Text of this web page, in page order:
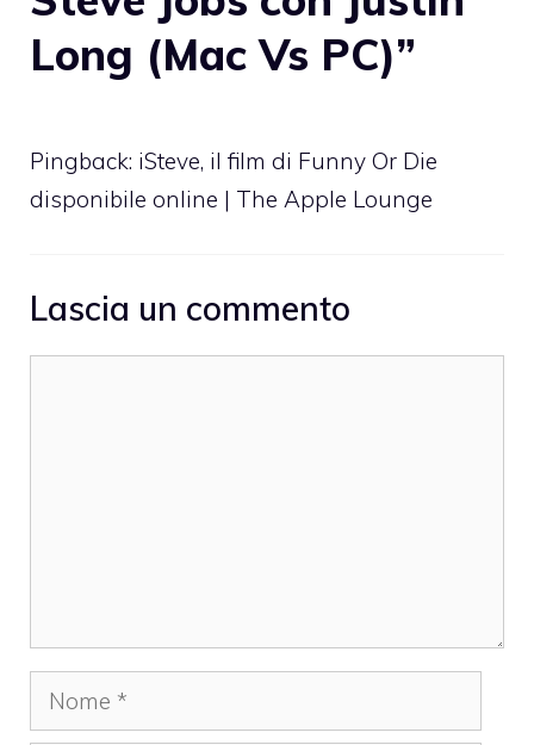
Long (Mac Vs PC)”
Pingback: iSteve, il film di Funny Or Die
disponibile online | The Apple Lounge
Lascia un commento
Nome